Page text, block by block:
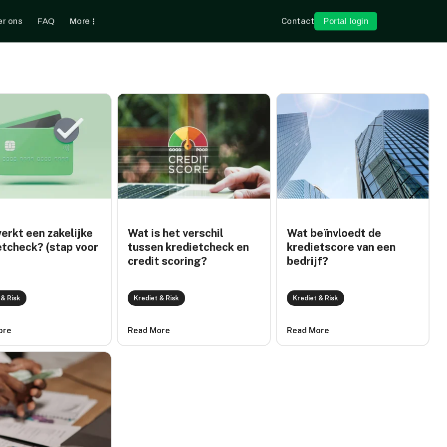
ons FAQ More Contact Portal login
een zakelijke
(stap voor
Risk
Wat is het verschil
tussen kredietcheck en
credit scoring?
Krediet & Risk
Read More
card link
Wat beïnvloedt de
kredietscore van een
bedrijf?
Krediet & Risk
Read More
card link